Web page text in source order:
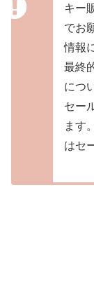
キー
でお
情報
最終
につ
セー
ます
はセ